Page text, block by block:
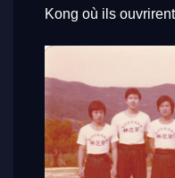
Kong où ils